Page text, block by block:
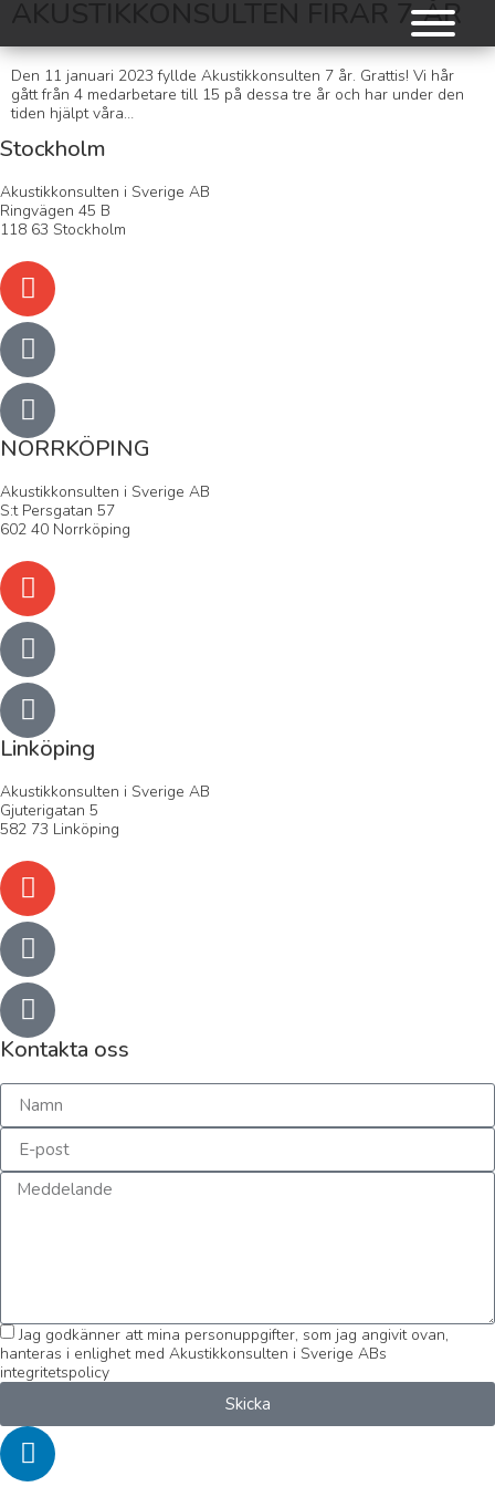
AKUSTIKKONSULTEN FIRAR 7 ÅR
Den 11 januari 2023 fyllde Akustikkonsulten 7 år. Grattis! Vi hår
gått från 4 medarbetare till 15 på dessa tre år och har under den
tiden hjälpt våra…
Stockholm
Akustikkonsulten i Sverige AB
Ringvägen 45 B
118 63 Stockholm
NORRKÖPING
Akustikkonsulten i Sverige AB
S:t Persgatan 57
602 40 Norrköping
Linköping
Akustikkonsulten i Sverige AB
Gjuterigatan 5
582 73 Linköping
Kontakta oss
Jag godkänner att mina personuppgifter, som jag angivit ovan,
hanteras i enlighet med Akustikkonsulten i Sverige ABs
integritetspolicy
Skicka